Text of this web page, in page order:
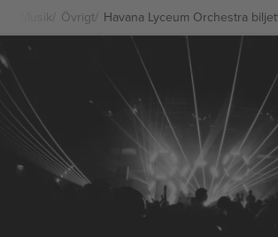
Musik Övrigt Havana Lyceum Orchestra
Logga in